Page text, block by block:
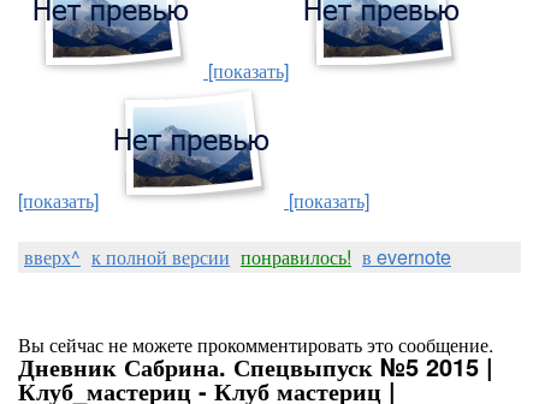
[показать]
[показать] [показать]
вверх^ к полной версии понравилось! в evernote
Вы сейчас не можете прокомментировать это сообщение.
Дневник Сабрина. Спецвыпуск №5 2015 |
Клуб_мастериц - Клуб мастериц |